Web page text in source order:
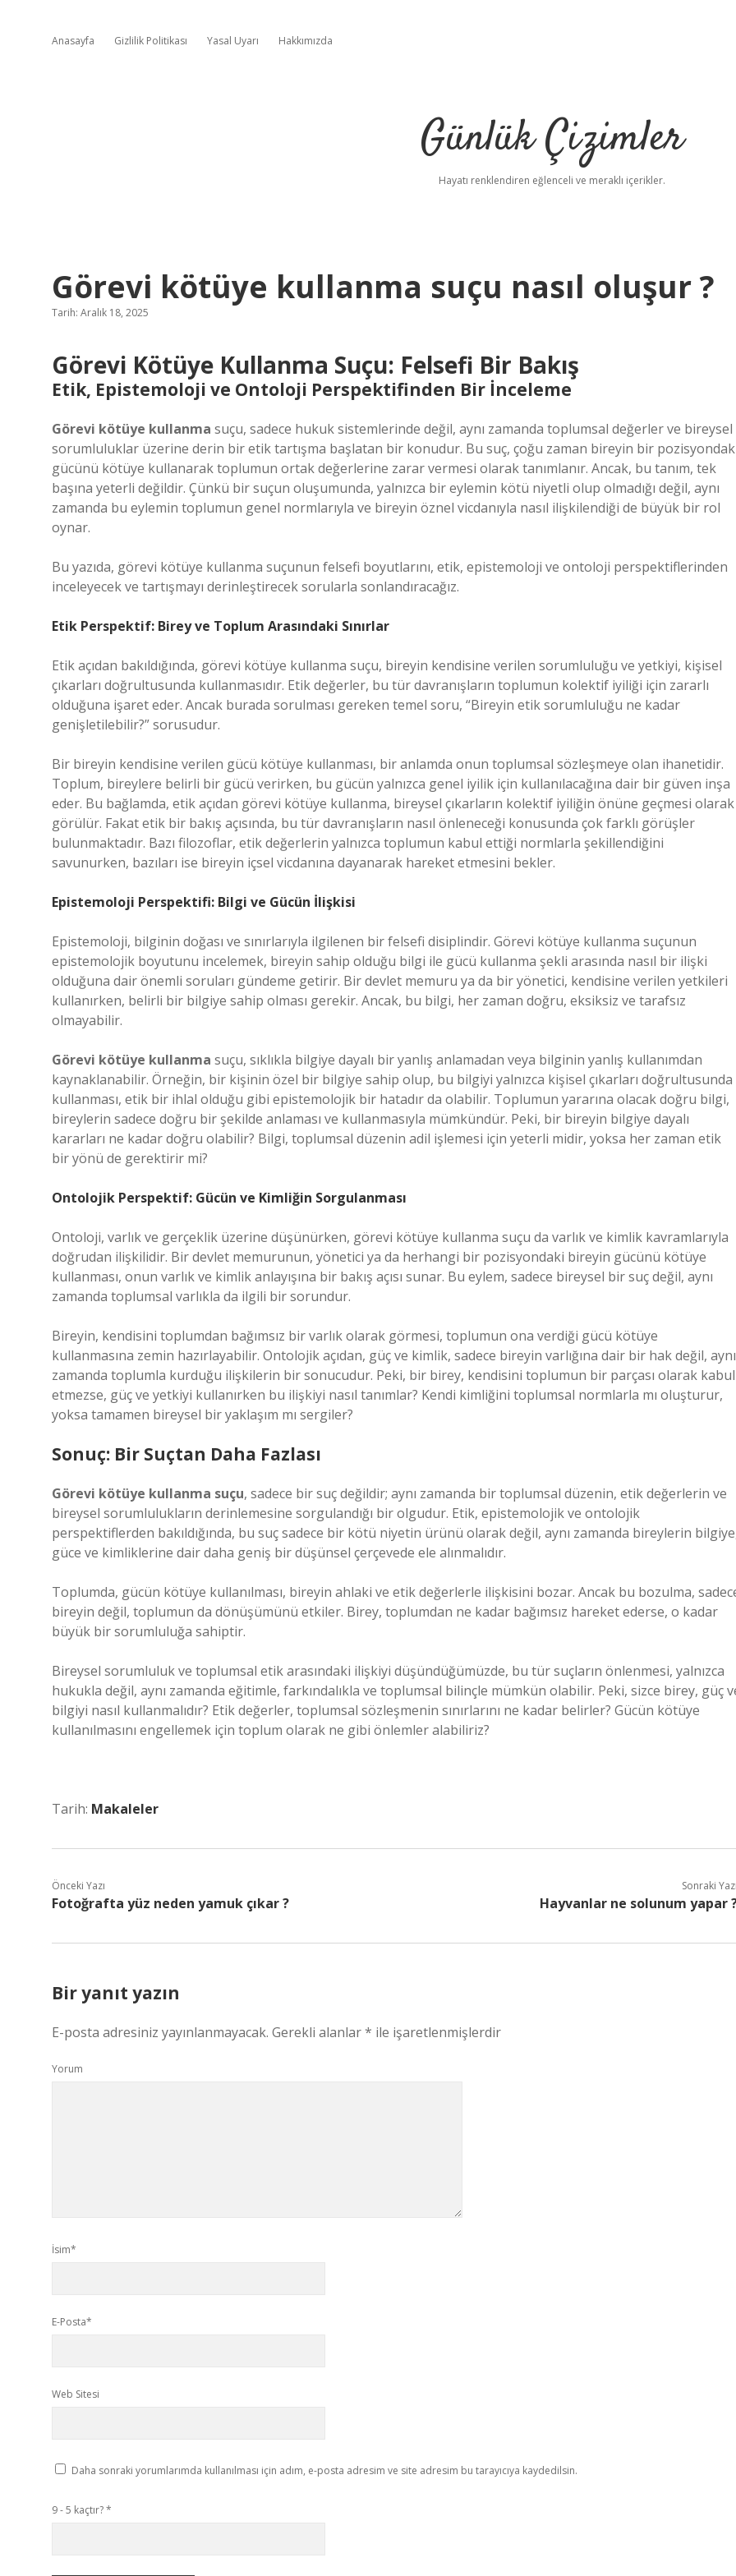
Anasayfa Gizlilik Politikası Yasal Uyarı Hakkımızda
Günlük Çizimler
Hayatı renklendiren eğlenceli ve meraklı içerikler.
Görevi kötüye kullanma suçu nasıl oluşur ?
Tarih: Aralık 18, 2025
Görevi Kötüye Kullanma Suçu: Felsefi Bir Bakış
Etik, Epistemoloji ve Ontoloji Perspektifinden Bir İnceleme
Görevi kötüye kullanma suçu, sadece hukuk sistemlerinde değil, aynı zamanda toplumsal değerler ve bireysel
sorumluluklar üzerine derin bir etik tartışma başlatan bir konudur. Bu suç, çoğu zaman bireyin bir
gücünü kötüye kullanarak toplumun ortak değerlerine zarar vermesi olarak tanımlanır. Ancak, bu tanım, tek
başına yeterli değildir. Çünkü bir suçun oluşumunda, yalnızca bir eylemin kötü niyetli olup olmadığı değil, aynı
zamanda bu eylemin toplumun genel normlarıyla ve bireyin öznel vicdanıyla nasıl ilişkilendiği de büyük bir rol
oynar.
Bu yazıda, görevi kötüye kullanma suçunun felsefi boyutlarını, etik, epistemoloji ve ontoloji perspektiflerinden
inceleyecek ve tartışmayı derinleştirecek sorularla sonlandıracağız.
Etik Perspektif: Birey ve Toplum Arasındaki Sınırlar
Etik açıdan bakıldığında, görevi kötüye kullanma suçu, bireyin kendisine verilen sorumluluğu ve yetkiyi, kişisel
çıkarları doğrultusunda kullanmasıdır. Etik değerler, bu tür davranışların toplumun kolektif iyiliği için zararlı
olduğuna işaret eder. Ancak burada sorulması gereken temel soru, “Bireyin etik sorumluluğu ne kadar
genişletilebilir?” sorusudur.
Bir bireyin kendisine verilen gücü kötüye kullanması, bir anlamda onun toplumsal sözleşmeye olan ihanetidir.
Toplum, bireylere belirli bir gücü verirken, bu gücün yalnızca genel iyilik için kullanılacağına dair bir güven inşa
eder. Bu bağlamda, etik açıdan görevi kötüye kullanma, bireysel çıkarların kolektif iyiliğin önüne geçmesi olarak
görülür. Fakat etik bir bakış açısında, bu tür davranışların nasıl önleneceği konusunda çok farklı görüşler
bulunmaktadır. Bazı filozoflar, etik değerlerin yalnızca toplumun kabul ettiği normlarla şekillendiğini
savunurken, bazıları ise bireyin içsel vicdanına dayanarak hareket etmesini bekler.
Epistemoloji Perspektifi: Bilgi ve Gücün İlişkisi
Epistemoloji, bilginin doğası ve sınırlarıyla ilgilenen bir felsefi disiplindir. Görevi kötüye kullanma suçunun
epistemolojik boyutunu incelemek, bireyin sahip olduğu bilgi ile gücü kullanma şekli arasında nasıl bir ilişki
olduğuna dair önemli soruları gündeme getirir. Bir devlet memuru ya da bir yönetici, kendisine verilen yetkileri
kullanırken, belirli bir bilgiye sahip olması gerekir. Ancak, bu bilgi, her zaman doğru, eksiksiz ve tarafsız
olmayabilir.
Görevi kötüye kullanma suçu, sıklıkla bilgiye dayalı bir yanlış anlamadan veya bilginin yanlış kullanımdan
kaynaklanabilir. Örneğin, bir kişinin özel bir bilgiye sahip olup, bu bilgiyi yalnızca kişisel çıkarları doğrultusunda
kullanması, etik bir ihlal olduğu gibi epistemolojik bir hatadır da olabilir. Toplumun yararına olacak doğru bilgi,
bireylerin sadece doğru bir şekilde anlaması ve kullanmasıyla mümkündür. Peki, bir bireyin bilgiye dayalı
kararları ne kadar doğru olabilir? Bilgi, toplumsal düzenin adil işlemesi için yeterli midir, yoksa her zaman etik
bir yönü de gerektirir mi?
Ontolojik Perspektif: Gücün ve Kimliğin Sorgulanması
Ontoloji, varlık ve gerçeklik üzerine düşünürken, görevi kötüye kullanma suçu da varlık ve kimlik kavramlarıyla
doğrudan ilişkilidir. Bir devlet memurunun, yönetici ya da herhangi bir pozisyondaki bireyin gücünü kötüye
kullanması, onun varlık ve kimlik anlayışına bir bakış açısı sunar. Bu eylem, sadece bireysel bir suç değil, aynı
zamanda toplumsal varlıkla da ilgili bir sorundur.
Bireyin, kendisini toplumdan bağımsız bir varlık olarak görmesi, toplumun ona verdiği gücü kötüye
kullanmasına zemin hazırlayabilir. Ontolojik açıdan, güç ve kimlik, sadece bireyin varlığına dair bir hak değil, aynı
zamanda toplumla kurduğu ilişkilerin bir sonucudur. Peki, bir birey, kendisini toplumun bir parçası olarak kabul
etmezse, güç ve yetkiyi kullanırken bu ilişkiyi nasıl tanımlar? Kendi kimliğini toplumsal normlarla mı oluşturur,
yoksa tamamen bireysel bir yaklaşım mı sergiler?
Sonuç: Bir Suçtan Daha Fazlası
Görevi kötüye kullanma suçu, sadece bir suç değildir; aynı zamanda bir toplumsal düzenin, etik değerlerin ve
bireysel sorumlulukların derinlemesine sorgulandığı bir olgudur. Etik, epistemolojik ve ontolojik
perspektiflerden bakıldığında, bu suç sadece bir kötü niyetin ürünü olarak değil, aynı zamanda bireylerin
güce ve kimliklerine dair daha geniş bir düşünsel çerçevede ele alınmalıdır.
Toplumda, gücün kötüye kullanılması, bireyin ahlaki ve etik değerlerle ilişkisini bozar. Ancak bu bozulma,
bireyin değil, toplumun da dönüşümünü etkiler. Birey, toplumdan ne kadar bağımsız hareket ederse, o kadar
büyük bir sorumluluğa sahiptir.
Bireysel sorumluluk ve toplumsal etik arasındaki ilişkiyi düşündüğümüzde, bu tür suçların önlenmesi, yalnızca
hukukla değil, aynı zamanda eğitimle, farkındalıkla ve toplumsal bilinçle mümkün olabilir. Peki, sizce birey, güç
bilgiyi nasıl kullanmalıdır? Etik değerler, toplumsal sözleşmenin sınırlarını ne kadar belirler? Gücün kötüye
kullanılmasını engellemek için toplum olarak ne gibi önlemler alabiliriz?
Tarih: Makaleler
Önceki Yazı
Fotoğrafta yüz neden yamuk çıkar ?
Sonraki Yazı
Hayvanlar ne solunum yapar
Bir yanıt yazın
E-posta adresiniz yayınlanmayacak. Gerekli alanlar* ile işaretlenmişlerdir
Yorum
İsim*
E-Posta*
Web Sitesi
Daha sonraki yorumlarımda kullanılması için adım, e-posta adresim ve site adresim bu tarayıcıya kaydedilsin.
9 - 5 kaçtır?*